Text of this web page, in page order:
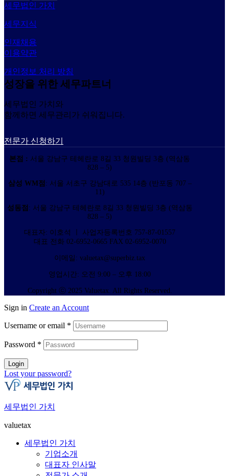
세무법인 가치
세무지식
인재채용
이용약관
개인정보 처리 방침
성장을 위한 세무파트너
세무법인 가치와
함께하면 세무관리가 쉬워집니다.
전문가 신청하기
본점 : 서울 강남구 테헤란로 8길 33 청원빌딩 3층 (역삼동
828 – 5)
삼성 WM점 : 서울 서초구 강남대로 535 14층 (반포동 707 –
11)
성동점 : 서울 강남구 테헤란로 8길 33 청원빌딩 3층 (역삼동
828 – 5)
대표자: 이호석 ㅣ 사업자등록번호 757-87-01557
대표 전화 02-6952-0665 FAX 02-6952-0070
이메일: valuetax@superbiz.tax
영업시간: 오전 9:00 – 오후 18:00
Copyright ⓒ 2025 Valuetax. All Rights Reserved.
Sign in Create an Account
Username or email *
Password *
Login
Lost your password?
세무법인 가치
valuetax
세무법인 가치
기업소개
대표자 인사말